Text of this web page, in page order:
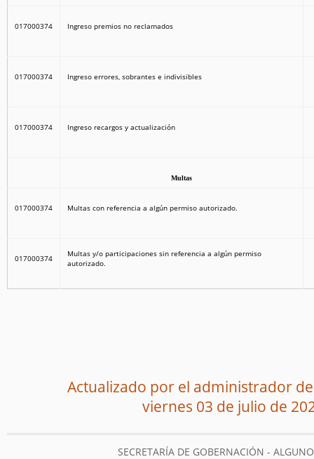
017000374 Ingreso premios no reclamados
017000374 Ingreso errores, sobrantes e indivisibles
017000374 Ingreso recargos y actualización
Multas
017000374 Multas con referencia a algún permiso autorizado.
017000374
Multas y/o participaciones sin referencia a algún permiso
autorizado.
Actualizado por el administrador
viernes 03 de julio de
SECRETARÍA DE GOBERNACIÓN -